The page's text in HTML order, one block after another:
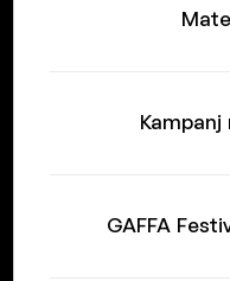
Kampanj
GAFFA